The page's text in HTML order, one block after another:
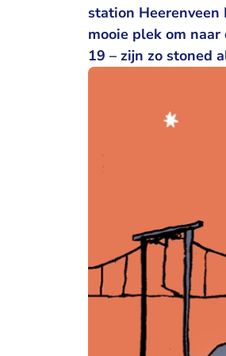
station Heerenveen
mooie plek om
19 – zijn zo stoned